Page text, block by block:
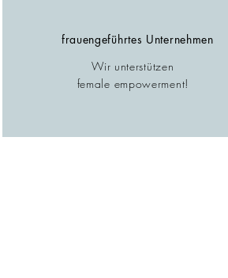
frauengeführtes Unternehmen
Wir unterstützen
female empowerment!